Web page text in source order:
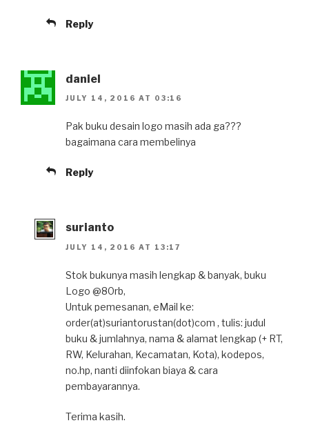
Reply
daniel
JULY 14, 2016 AT 03:16
Pak buku desain logo masih ada ga???
bagaimana cara membelinya
Reply
surianto
JULY 14, 2016 AT 13:17
Stok bukunya masih lengkap & banyak, buku
Logo @80rb,
Untuk pemesanan, eMail ke:
order(at)suriantorustan(dot)com , tulis: judul
buku & jumlahnya, nama & alamat lengkap (+ RT,
RW, Kelurahan, Kecamatan, Kota), kodepos,
no.hp, nanti diinfokan biaya & cara
pembayarannya.
Terima kasih.